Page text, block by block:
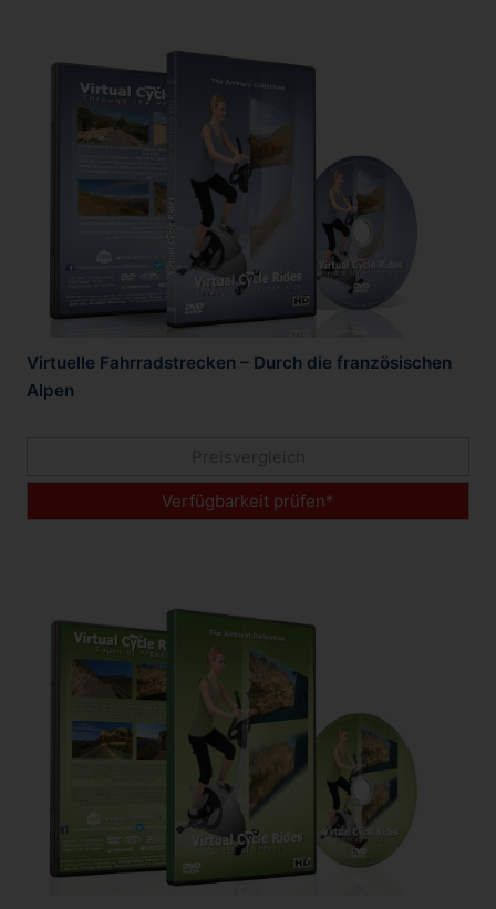
Virtuelle Fahrradstrecken – Durch die französischen
Alpen
Verfügbarkeit prüfen*